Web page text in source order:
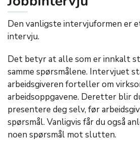
Den vanligste intervjuformen er
intervju.
Det betyr at alle som er innkalt
samme spørsmålene. Intervjuet
arbeidsgiveren forteller om
arbeidsoppgavene. Deretter blir
presentere deg selv, før
spørsmål. Vanligvis får du også
noen spørsmål mot slutten.